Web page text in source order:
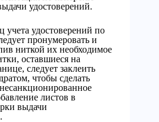
удостоверений.
удостоверений по
пронумеровать и
ниткой их необходимое
оставшиеся на
следует заклеить
чтобы сделать
листов в
выдачи